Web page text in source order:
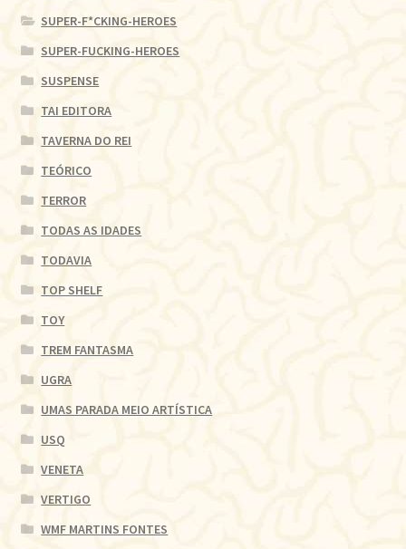
SUPER-F*CKING-HEROES
SUPER-FUCKING-HEROES
SUSPENSE
TAI EDITORA
TAVERNA DO REI
TEÓRICO
TERROR
TODAS AS IDADES
TODAVIA
TOP SHELF
TOY
TREM FANTASMA
UGRA
UMAS PARADA MEIO ARTÍSTICA
USQ
VENETA
VERTIGO
WMF MARTINS FONTES